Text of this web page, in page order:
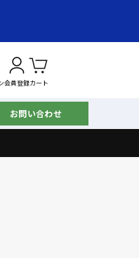
会員登録カート
お問い合わせ